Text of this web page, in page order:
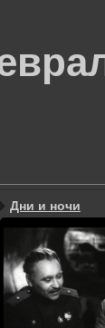
Дни и ночи